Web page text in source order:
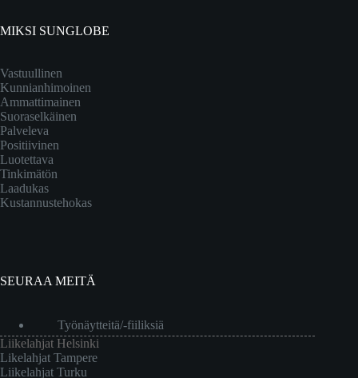
MIKSI SUNGLOBE
Vastuullinen
Kunnianhimoinen
Ammattimainen
Suoraselkäinen
Palveleva
Positiivinen
Luotettava
Tinkimätön
Laadukas
Kustannustehokas
SEURAA MEITÄ
Työnäytteitä/-fiiliksiä
Liikelahjat Helsinki
Likelahjat Tampere
Liikelahjat Turku